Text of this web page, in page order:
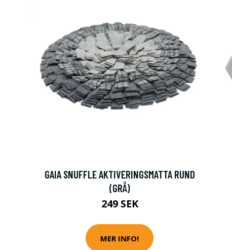
GAIA SNUFFLE AKTIVERINGSMATTA RUND
(GRÅ)
249 SEK
MER INFO!